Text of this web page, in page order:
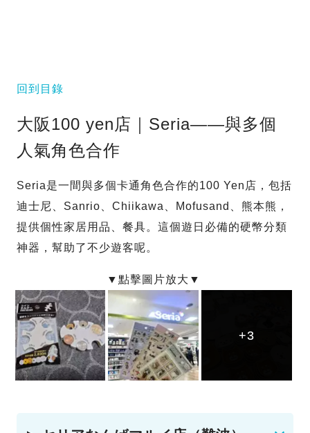
回到目錄
大阪100 yen店｜Seria——與多個
人氣角色合作
Seria是一間與多個卡通角色合作的100 Yen店，包括
迪士尼、Sanrio、Chiikawa、Mofusand、熊本熊，
提供個性家居用品、餐具。這個遊日必備的硬幣分類
神器，幫助了不少遊客呢。
+3
+3
+3